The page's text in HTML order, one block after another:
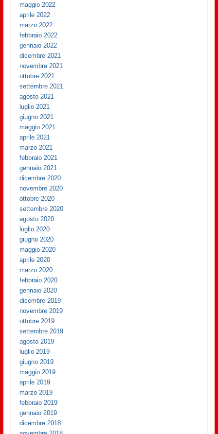
maggio 2022
aprile 2022
marzo 2022
febbraio 2022
gennaio 2022
dicembre 2021
novembre 2021
ottobre 2021
settembre 2021
agosto 2021
luglio 2021
giugno 2021
maggio 2021
aprile 2021
marzo 2021
febbraio 2021
gennaio 2021
dicembre 2020
novembre 2020
ottobre 2020
settembre 2020
agosto 2020
luglio 2020
giugno 2020
maggio 2020
aprile 2020
marzo 2020
febbraio 2020
gennaio 2020
dicembre 2019
novembre 2019
ottobre 2019
settembre 2019
agosto 2019
luglio 2019
giugno 2019
maggio 2019
aprile 2019
marzo 2019
febbraio 2019
gennaio 2019
dicembre 2018